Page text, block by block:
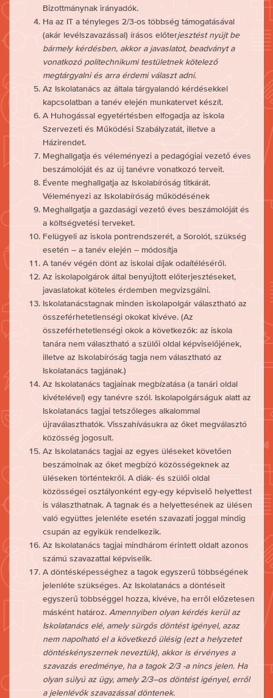
Bizottmánynak irányadók.
Ha az IT a tényleges 2/3-os többség támogatásával
(akár levélszavazással) írásos előterjesztést nyújt be
bármely kérdésben, akkor a javaslatot, beadványt a
vonatkozó politechnikumi testületnek kötelező
megtárgyalni és arra érdemi választ adni.
Az Iskolatanács az általa tárgyalandó kérdésekkel
kapcsolatban a tanév elején munkatervet készít.
A Huhogással egyetértésben elfogadja az iskola
Szervezeti és Működési Szabályzatát, illetve a
Házirendet.
Meghallgatja és véleményezi a pedagógiai vezető éves
beszámolóját és az új tanévre vonatkozó terveit.
Évente meghallgatja az Iskolabíróság titkárát.
Véleményezi az Iskolabíróság működésének
Meghallgatja a gazdasági vezető éves beszámolóját és
a költségvetési terveket.
Felügyeli az iskola pontrendszerét, a Sorolót, szükség
esetén – a tanév elején – módosítja
A tanév végén dönt az iskolai díjak odaítéléséről.
Az iskolapolgárok által benyújtott előterjesztéseket,
javaslatokat köteles érdemben megvizsgálni.
Iskolatanácstagnak minden iskolapolgár választható az
összeférhetetlenségi okokat kivéve. (Az
összeférhetetlenségi okok a következők: az iskola
tanára nem választható a szülői oldal képviselőjének,
illetve az Iskolabíróság tagja nem választható az
Iskolatanács tagjának.)
Az Iskolatanács tagjainak megbízatása (a tanári oldal
kivételével) egy tanévre szól. Iskolapolgárságuk alatt az
Iskolatanács tagjai tetszőleges alkalommal
újraválaszthatók. Visszahívásukra az őket megválasztó
közösség jogosult.
Az Iskolatanács tagjai az egyes üléseket követően
beszámolnak az őket megbízó közösségeknek az
üléseken történtekről. A diák- és szülői oldal
közösségei osztályonként egy-egy képviselő helyettest
is választhatnak. A tagnak és a helyettesének az ülésen
való együttes jelenléte esetén szavazati joggal mindig
csupán az egyikük rendelkezik.
Az Iskolatanács tagjai mindhárom érintett oldalt azonos
számú szavazattal képviselik.
A döntésképességhez a tagok egyszerű többségének
jelenléte szükséges. Az Iskolatanács a döntéseit
egyszerű többséggel hozza, kivéve, ha erről előzetesen
másként határoz. Amennyiben olyan kérdés kerül az
Iskolatanács elé, amely sürgős döntést igényel, azaz
nem napolható el a következő ülésig (ezt a helyzetet
döntéskényszernek neveztük), akkor is érvényes a
szavazás eredménye, ha a tagok 2/3 -a nincs jelen. Ha
olyan súlyú az ügy, amely 2/3–os döntést igényel, erről
a jelenlévők szavazással döntenek.